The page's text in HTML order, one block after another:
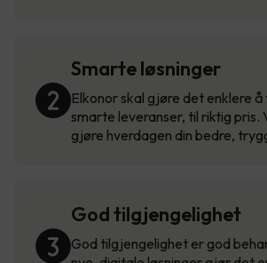
Smarte løsninger
Elkonor skal gjøre det enklere
smarte leveranser, til riktig pris.
gjøre hverdagen din bedre,
God tilgjengelighet
God tilgjengelighet er god